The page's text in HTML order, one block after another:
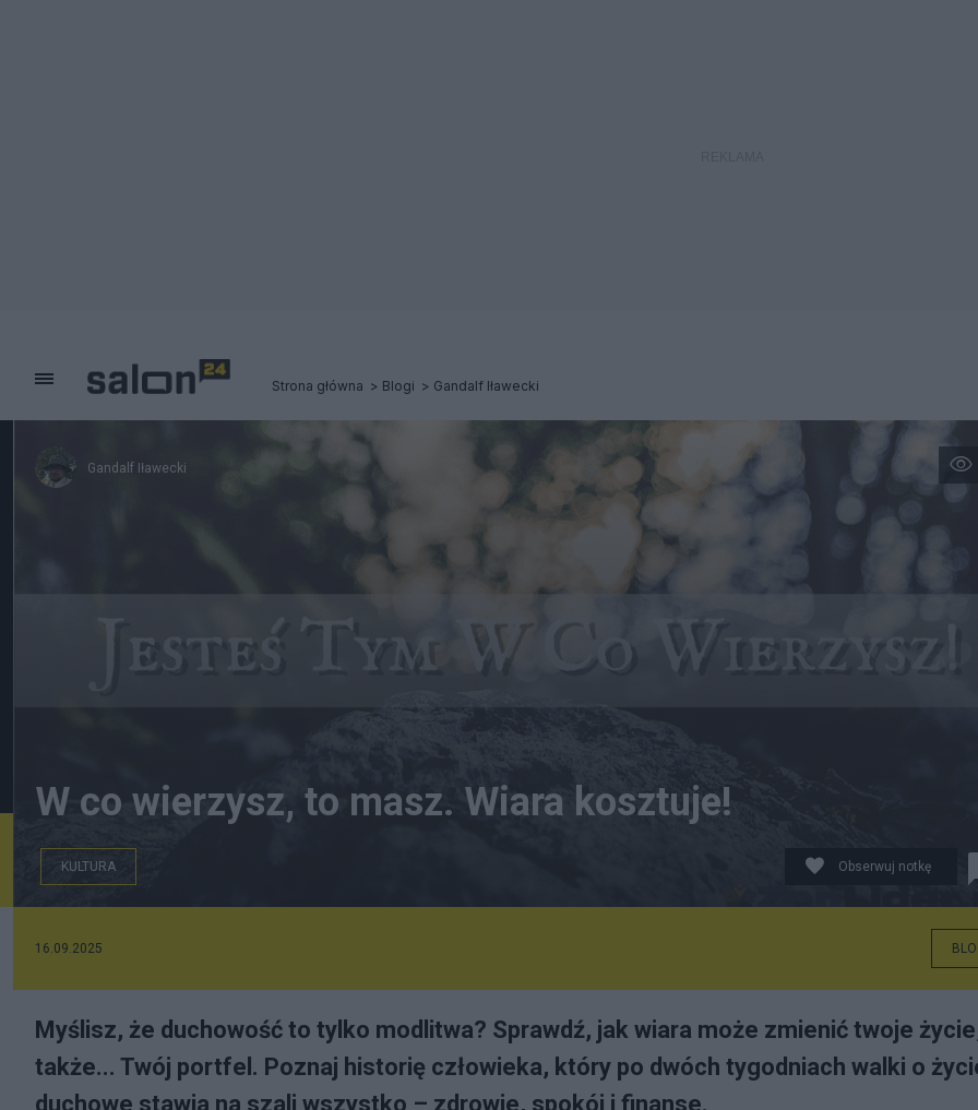
Strona główna Blogi Gandalf Iławecki
Gandalf Iławecki
W co wierzysz, to masz. Wiara kosztuje!
KULTURA Obserwuj notkę
16.09.2025
Myślisz, że duchowość to tylko modlitwa? Sprawdź, jak wiara może zmienić twoje
także... Twój portfel. Poznaj historię człowieka, który po dwóch tygodniach walki o
duchowe stawia na szali wszystko – zdrowie, spokój i finanse.